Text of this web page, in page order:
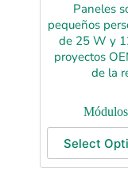
Paneles
pequeños
de 25 W y
proyectos
de la
Select